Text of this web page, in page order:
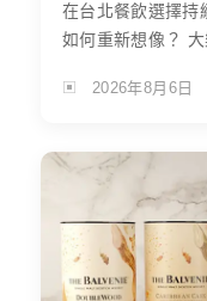
在台北餐飲選擇持
如何重新想像？
2026年8月6日